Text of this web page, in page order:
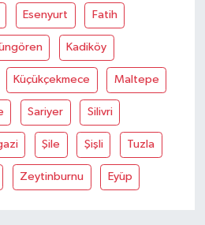
Esenyurt Fatih
Kadiköy
Küçükçekmece Maltepe
Sariyer Silivri
Şile Şişli Tuzla
Zeytinburnu Eyüp